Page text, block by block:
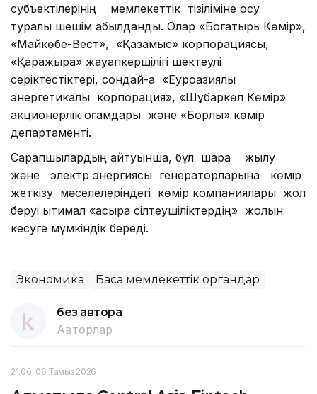
субъектілерінің мемлекеттік тізіліміне қосу
туралы шешім қабылданды. Олар «Богатырь Көмір»,
«Майкөбе-Вест», «Қазақмыс» корпорациясы,
«Қаражыра» жауапкершілігі шектеулі
серіктестіктері, сондай-ақ «Еуроазиялық
энергетикалық корпорация», «Шұбаркөл Көмір»
акционерлік қоғамдары және «Борлы» көмір
департаменті.
Сарапшылардың айтуынша, бұл шара жылу
және электр энергиясы генераторларына көмір
жеткізу мәселелеріндегі көмір компаниялары жол
беруі ықтимал «асыра сілтеушіліктердің» жолын
кесуге мүмкіндік береді.
Экономика Басқа мемлекеттік органдар
без автора
Авторлар
21:00, 06 Тамыз 2026